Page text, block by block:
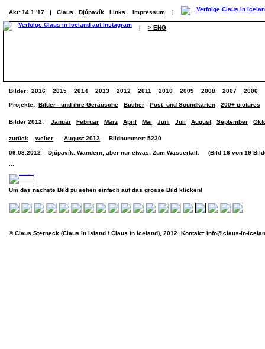
Akt: 14.1.'17 | Claus Djúpavík Links Impressum |
| > ENG
Bilder: 2016 2015 2014 2013 2012 2011 2010 2009 2008 2007 2006
Projekte: Bilder - und ihre Geräusche Bücher Post- und Soundkarten 200+ pictures
Bilder 2012: Januar Februar März April Mai Juni Juli August September
zurück weiter August 2012 Bildnummer: 5230
06.08.2012 – Djúpavík. Wandern, aber nur etwas: Zum Wasserfall. (Bild 16 von 19
Um das nächste Bild zu sehen einfach auf das grosse Bild klicken!
© Claus Sterneck (Claus in Island / Claus in Iceland), 2012. Kontakt: info@claus-in-